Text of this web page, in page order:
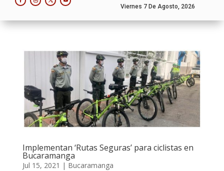
Viernes 7 De Agosto, 2026
Implementan ‘Rutas Seguras’ para ciclistas en
Bucaramanga
Jul 15, 2021 | Bucaramanga